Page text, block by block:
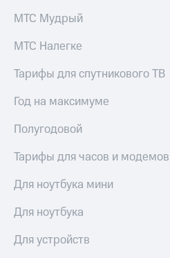
МТС Мудрый
МТС Налегке
Тарифы для спутникового ТВ
Год на максимуме
Полугодовой
Тарифы для часов и модемов
Для ноутбука мини
Для ноутбука
Для устройств